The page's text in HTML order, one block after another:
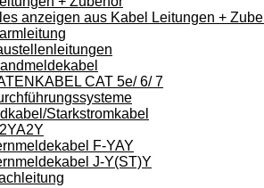
anzeigen aus Kabel Leitungen +
CAT 5e/ 6/ 7
Starkstromkabel
F-YAY
J-Y(ST)Y